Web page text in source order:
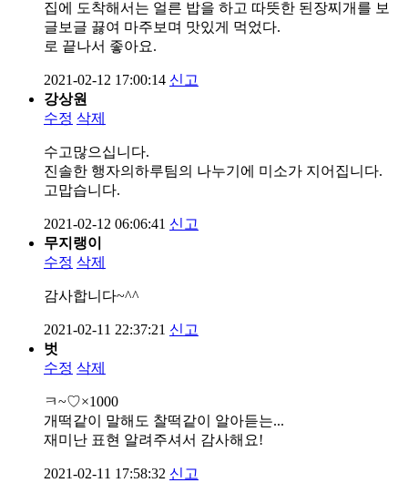
집에 도착해서는 얼른 밥을 하고 따뜻한 된장찌개를 보
글보글 끓여 마주보며 맛있게 먹었다.
로 끝나서 좋아요.
2021-02-12 17:00:14 신고
강상원
수정 삭제
수고많으십니다.
진솔한 행자의하루팀의 나누기에 미소가 지어집니다.
고맙습니다.
2021-02-12 06:06:41 신고
무지랭이
수정 삭제
감사합니다~^^
2021-02-11 22:37:21 신고
벗
수정 삭제
ㅋ~♡×1000
개떡같이 말해도 찰떡같이 알아듣는...
재미난 표현 알려주셔서 감사해요!
2021-02-11 17:58:32 신고